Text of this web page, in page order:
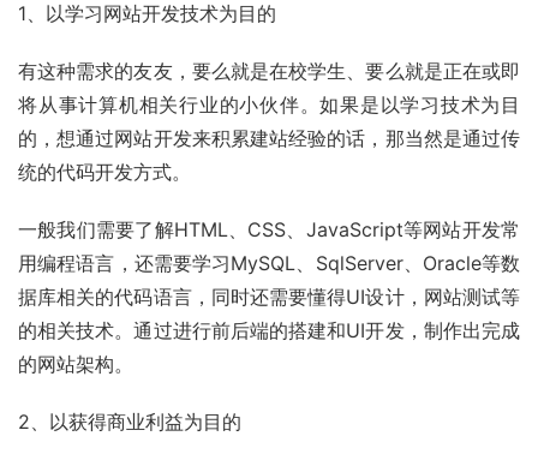
1、以学习网站开发技术为目的
有这种需求的友友，要么就是在校学生、要么就是正在或即
将从事计算机相关行业的小伙伴。如果是以学习技术为目
的，想通过网站开发来积累建站经验的话，那当然是通过传
统的代码开发方式。
一般我们需要了解HTML、CSS、JavaScript等网站开发常
用编程语言，还需要学习MySQL、SqlServer、Oracle等数
据库相关的代码语言，同时还需要懂得UI设计，网站测试等
的相关技术。通过进行前后端的搭建和UI开发，制作出完成
的网站架构。
2、以获得商业利益为目的